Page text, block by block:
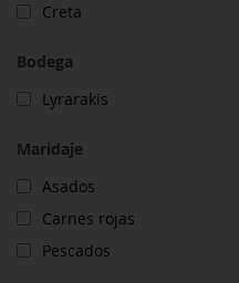
Creta
Bodega
Lyrarakis
Maridaje
Asados
Carnes rojas
Pescados